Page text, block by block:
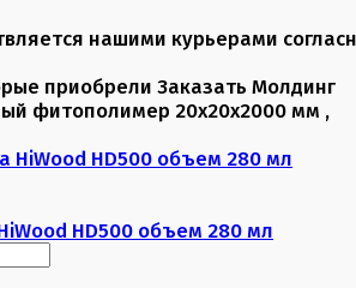
нашими курьерами
приобрели Заказать Молдинг
фитополимер 20х20х2000 мм ,
HD500 объем 280 мл